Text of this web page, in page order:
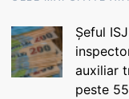
Șeful
auxiliar
peste